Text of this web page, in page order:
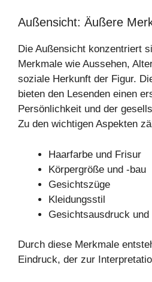
Außensicht: Äußere
Die Außensicht konzentriert
Merkmale wie Aussehen,
soziale Herkunft der Figur.
bieten den Lesenden einen
Persönlichkeit und der
Zu den wichtigen Aspekten
Haarfarbe und Frisur
Körpergröße und -bau
Gesichtszüge
Kleidungsstil
Gesichtsausdruck
Durch diese Merkmale
Eindruck, der zur